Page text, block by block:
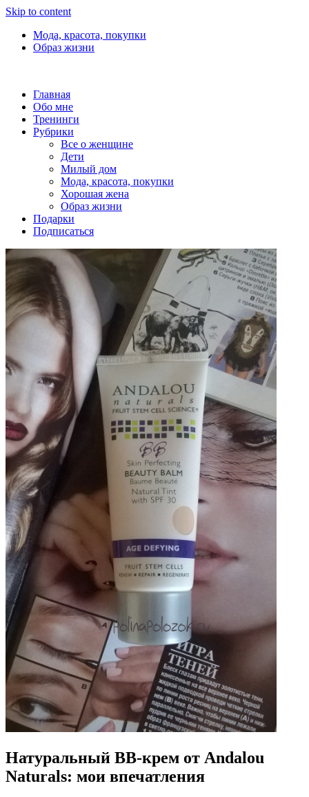
Skip to content
Мода, красота, покупки
Образ жизни
Главная
Обо мне
Тренинги
Рубрики
Все о женщине
Дети
Милый дом
Мода, красота, покупки
Хорошая жена
Образ жизни
Подарки
Подписаться
Натуральный ВВ-крем от Andalou
Naturals: мои впечатления